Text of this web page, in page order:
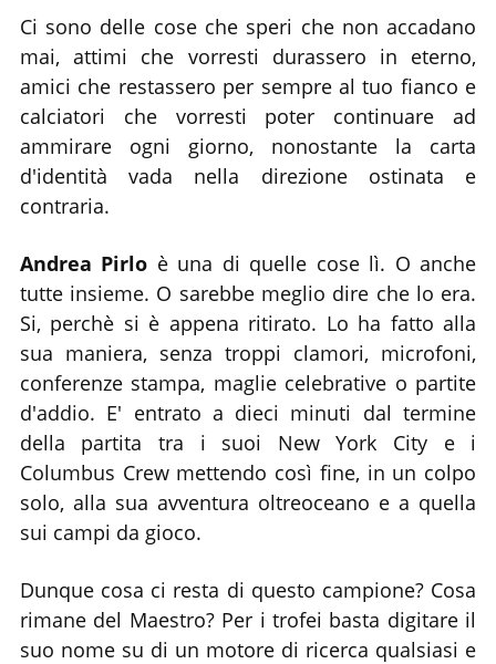
Ci sono delle cose che speri che non accadano
mai, attimi che vorresti durassero in eterno,
amici che restassero per sempre al tuo fianco e
calciatori che vorresti poter continuare ad
ammirare ogni giorno, nonostante la carta
d'identità vada nella direzione ostinata e
contraria.
Andrea Pirlo è una di quelle cose lì. O anche
tutte insieme. O sarebbe meglio dire che lo era.
Si, perchè si è appena ritirato. Lo ha fatto alla
sua maniera, senza troppi clamori, microfoni,
conferenze stampa, maglie celebrative o partite
d'addio. E' entrato a dieci minuti dal termine
della partita tra i suoi New York City e i
Columbus Crew mettendo così fine, in un colpo
solo, alla sua avventura oltreoceano e a quella
sui campi da gioco.
Dunque cosa ci resta di questo campione? Cosa
rimane del Maestro? Per i trofei basta digitare il
suo nome su di un motore di ricerca qualsiasi e